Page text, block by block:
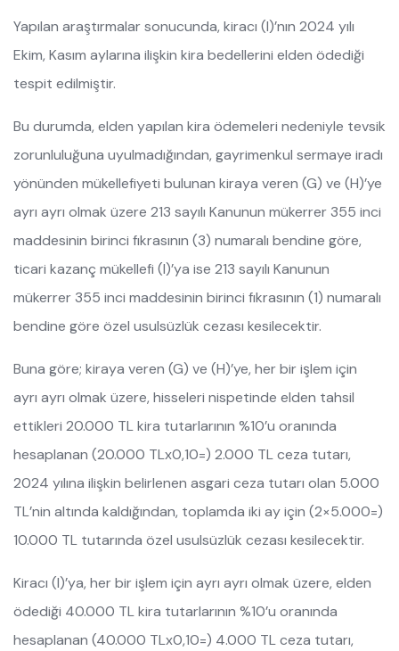
Yapılan araştırmalar sonucunda, kiracı (I)’nın 2024 yılı
Ekim, Kasım aylarına ilişkin kira bedellerini elden ödediği
tespit edilmiştir.
Bu durumda, elden yapılan kira ödemeleri nedeniyle tevsik
zorunluluğuna uyulmadığından, gayrimenkul sermaye iradı
yönünden mükellefiyeti bulunan kiraya veren (G) ve (H)’ye
ayrı ayrı olmak üzere 213 sayılı Kanunun mükerrer 355 inci
maddesinin birinci fıkrasının (3) numaralı bendine göre,
ticari kazanç mükellefi (I)’ya ise 213 sayılı Kanunun
mükerrer 355 inci maddesinin birinci fıkrasının (1) numaralı
bendine göre özel usulsüzlük cezası kesilecektir.
Buna göre; kiraya veren (G) ve (H)’ye, her bir işlem için
ayrı ayrı olmak üzere, hisseleri nispetinde elden tahsil
ettikleri 20.000 TL kira tutarlarının %10’u oranında
hesaplanan (20.000 TLx0,10=) 2.000 TL ceza tutarı,
2024 yılına ilişkin belirlenen asgari ceza tutarı olan 5.000
TL’nin altında kaldığından, toplamda iki ay için (2×5.000=)
10.000 TL tutarında özel usulsüzlük cezası kesilecektir.
Kiracı (I)’ya, her bir işlem için ayrı ayrı olmak üzere, elden
ödediği 40.000 TL kira tutarlarının %10’u oranında
hesaplanan (40.000 TLx0,10=) 4.000 TL ceza tutarı,